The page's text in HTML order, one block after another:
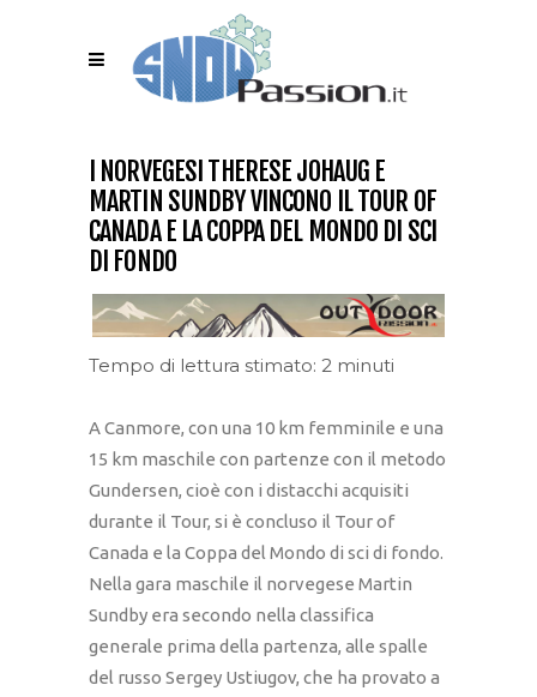
I NORVEGESI THERESE JOHAUG E
MARTIN SUNDBY VINCONO IL TOUR OF
CANADA E LA COPPA DEL MONDO DI SCI
DI FONDO
Tempo di lettura stimato: 2 minuti
A Canmore, con una 10 km femminile e una
15 km maschile con partenze con il metodo
Gundersen, cioè con i distacchi acquisiti
durante il Tour, si è concluso il Tour of
Canada e la Coppa del Mondo di sci di fondo.
Nella gara maschile il norvegese Martin
Sundby era secondo nella classifica
generale prima della partenza, alle spalle
del russo Sergey Ustiugov, che ha provato a